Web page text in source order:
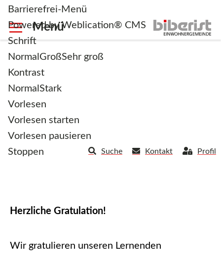
Barrierefrei-Menü
Powered by Weblication® CMS
Schrift
Normal GroßSehr groß
Kontrast
Normal Stark
Vorlesen
Vorlesen starten
Vorlesen pausieren
Stoppen
Profil
Kontakt
Suche
Herzliche Gratulation!
25.06.2026
Herzliche Gratulation!
Wir gratulieren unseren Lernenden